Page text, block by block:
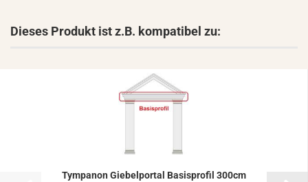
Dieses Produkt ist z.B. kompatibel zu:
Tym­panon Gie­bel­por­tal Ba­sis­pro­fil 300cm